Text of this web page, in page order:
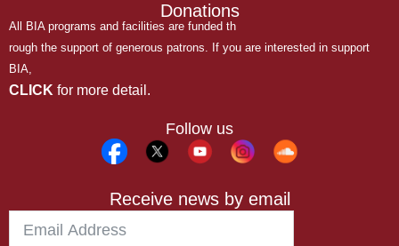
Donations
All BIA programs and facilities are funded th
rough the support of generous patrons. If you are interested in support
BIA,
CLICK for more detail.
Follow us
Receive news by email